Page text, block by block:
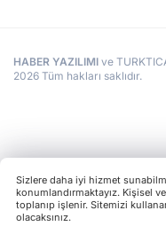
HABER YAZILIMI ve
2026 Tüm hakları saklıdır.
Sizlere daha iyi hizmet
konumlandırmaktayız. Kişisel
toplanıp işlenir. Sitemizi
olacaksınız.